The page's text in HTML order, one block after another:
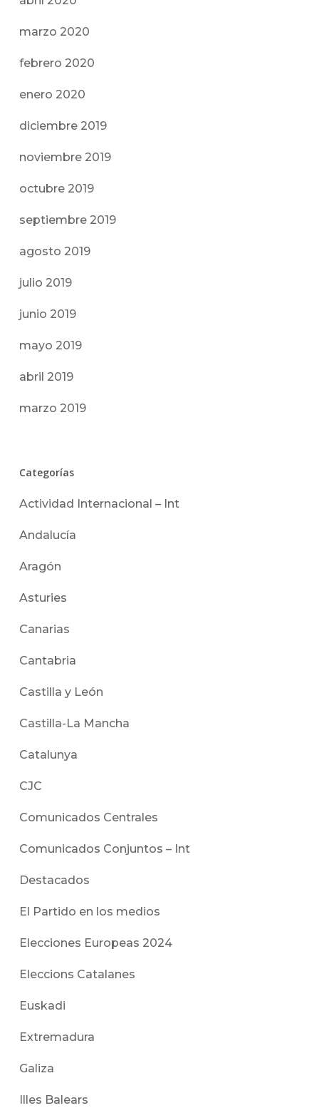
marzo 2020
febrero 2020
enero 2020
diciembre 2019
noviembre 2019
octubre 2019
septiembre 2019
agosto 2019
julio 2019
junio 2019
mayo 2019
abril 2019
marzo 2019
Categorías
Actividad Internacional – Int
Andalucía
Aragón
Asturies
Canarias
Cantabria
Castilla y León
Castilla-La Mancha
Catalunya
CJC
Comunicados Centrales
Comunicados Conjuntos – Int
Destacados
El Partido en los medios
Elecciones Europeas 2024
Eleccions Catalanes
Euskadi
Extremadura
Galiza
Illes Balears